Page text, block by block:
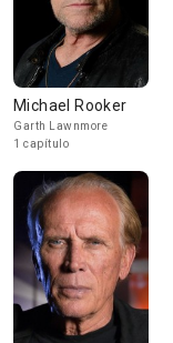
Michael Rooker
Garth Lawnmore
1 capítulo